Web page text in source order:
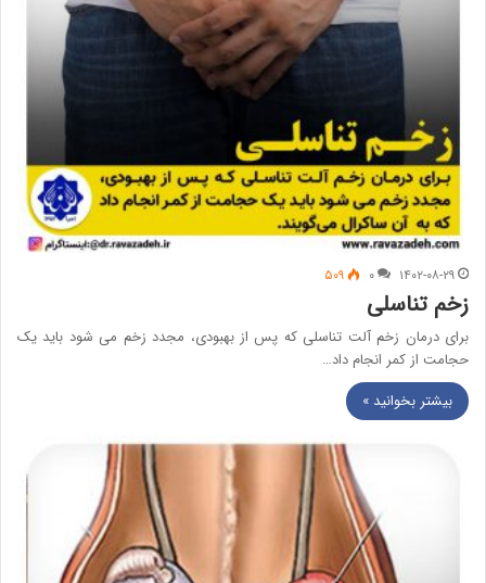
۱۴۰۲-۰۸-۲۹ ۰ ۵۰۹
زخم تناسلی
برای درمان زخم آلت تناسلی که پس از بهبودی، مجدد زخم می شود باید یک
حجامت از کمر انجام داد…
بیشتر بخوانید »